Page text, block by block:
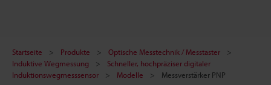
Startseite Produkte
Optische Messtechnik / Messtaster
Induktive Wegmessung
Schneller, hochpräziser digitaler
Induktionswegmesssensor
Modelle Messverstärker PNP